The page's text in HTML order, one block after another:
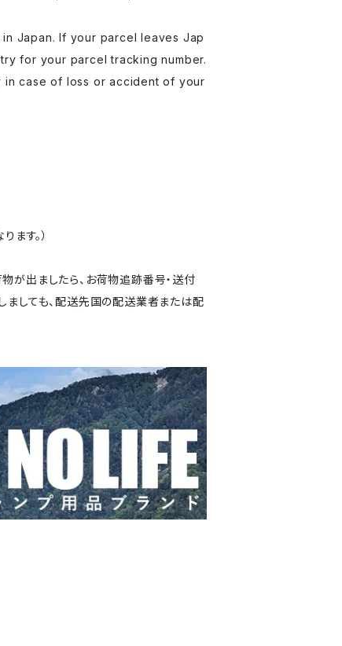
Japan. If your parcel leaves Jap
for your parcel tracking number.
in case of loss or accident of your
す。）
が出ましたら、お荷物追跡番号・送付
ましても、配送先国の配送業者または配